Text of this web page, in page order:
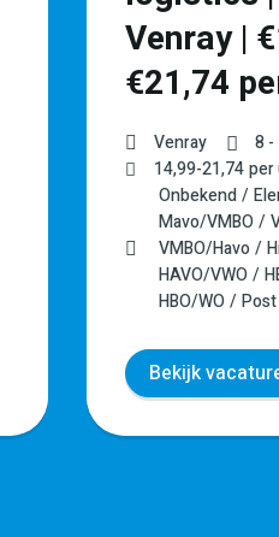
Venray |
€21,74
Venray
8 -
14,99-21,74per
Onbekend
Mavo/VMBO
VMBO/Havo
HAVO/VWO
HBO/WO
Post
Bekijk